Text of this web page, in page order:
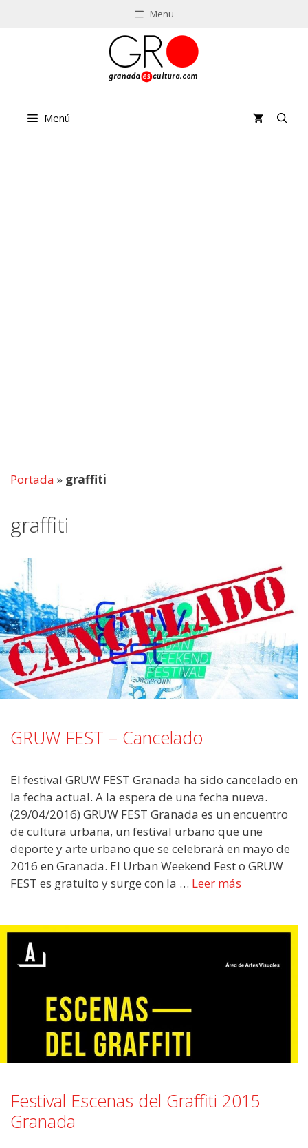
Menu
Menú
Portada » graffiti
graffiti
GRUW FEST – Cancelado
El festival GRUW FEST Granada ha sido cancelado en
la fecha actual. A la espera de una fecha nueva.
(29/04/2016) GRUW FEST Granada es un encuentro
de cultura urbana, un festival urbano que une
deporte y arte urbano que se celebrará en mayo de
2016 en Granada. El Urban Weekend Fest o GRUW
FEST es gratuito y surge con la … Leer más
Festival Escenas del Graffiti 2015
Granada